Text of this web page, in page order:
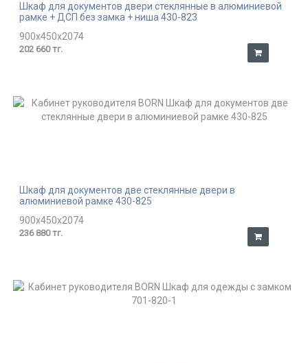
Шкаф для документов двери стеклянные в алюминиевой
рамке + ДСП без замка + ниша 430-823
900x450x2074
202 660 тг.
Шкаф для документов две стеклянные двери в
алюминиевой рамке 430-825
900x450x2074
236 880 тг.